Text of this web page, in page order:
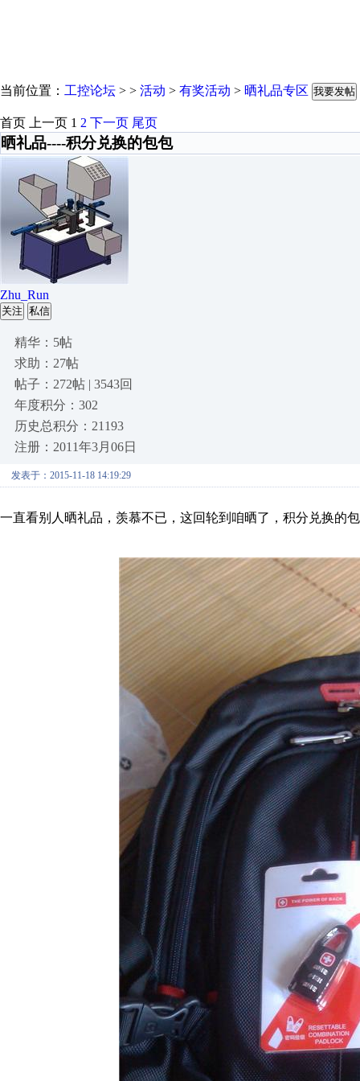
当前位置： 工控论坛 > > 活动 > 有奖活动 > 晒礼品专区 我要发帖
首页 上一页 1 2 下一页 尾页
晒礼品----积分兑换的包包
Zhu_Run
关注 私信
精华：5帖
求助：27帖
帖子：272帖 | 3543回
年度积分：302
历史总积分：21193
注册：2011年3月06日
发表于：2015-11-18 14:19:29
一直看别人晒礼品，羡慕不已，这回轮到咱晒了，积分兑换的